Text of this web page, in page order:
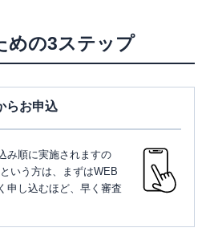
めの3ステップ
らお申込
み順に実施されますの
いう方は、まずはWEB
申し込むほど、早く審査